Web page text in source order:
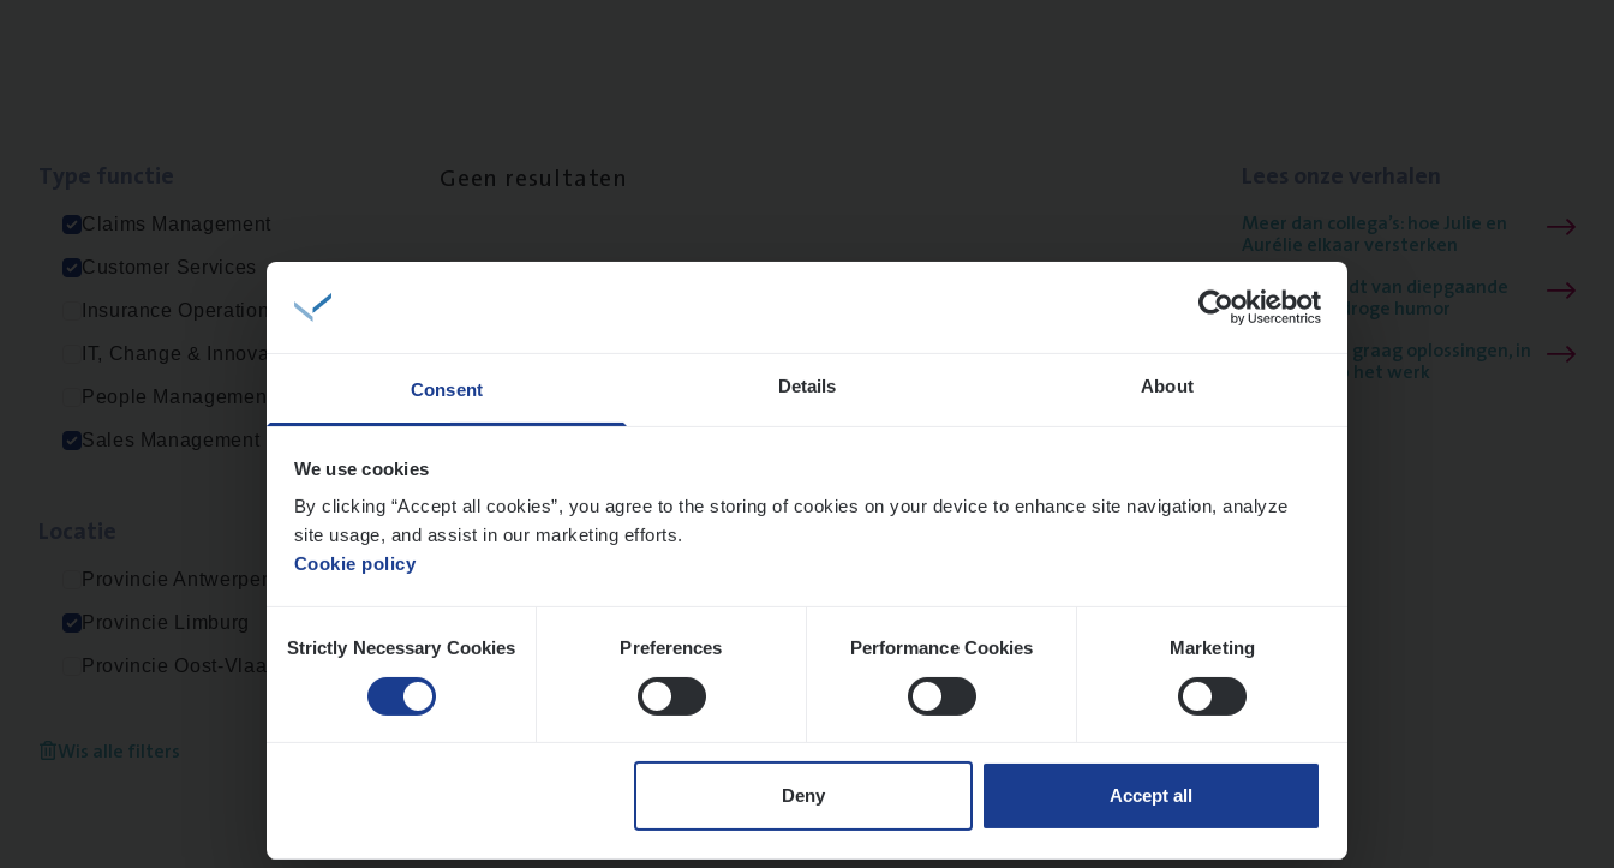
Consent Details About
We use cookies
By clicking “Accept all cookies”, you agree to the storing of cookies on your device to enhance site navigation, analyze
site usage, and assist in our marketing efforts.
Cookie policy
Selection
Strictly Necessary Cookies Preferences Performance Cookies Marketing
Deny Accept all
Claims Management
Customer Services
Insurance Operations
IT, Change & Innovation
People Management
Sales Management
Provincie Antwerpen
Provincie Limburg
Provincie Oost-Vlaanderen
Wis alle filters
Geen resultaten
Meer dan collega’s: hoe Julie en
Aurélie elkaar versterken
Mathias houdt van diepgaande
dossiers én droge humor
Thalia zoekt graag oplossingen, in
games én op het werk